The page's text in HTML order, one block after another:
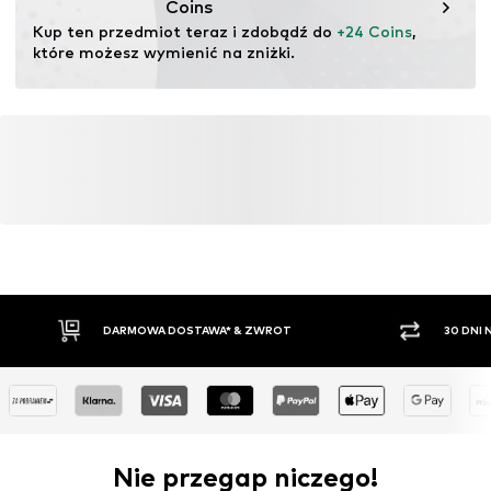
pochodzących z recyklingu może zmniejszyć
zapotrzebowanie na surowce, uniknąć odpadów i chronić
zasoby naturalne.
Coins
Kup ten przedmiot teraz i zdobądź do +24 Coins,
które możesz wymienić na zniżki.
DARMOWA DOSTAWA* & ZWROT 30 DNI
Nie przegap niczego!